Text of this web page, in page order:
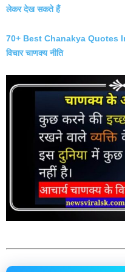
लेकर देख सकते हैं
70+ Best Chanakya Quotes In
विचार चाणक्य नीति